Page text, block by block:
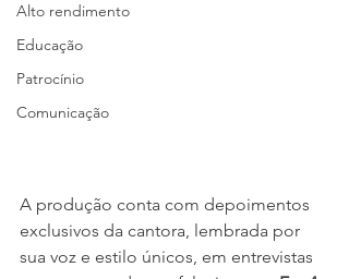
Alto rendimento
Educação
Patrocínio
Comunicação
A produção conta com depoimentos
exclusivos da cantora, lembrada por
sua voz e estilo únicos, em entrevistas